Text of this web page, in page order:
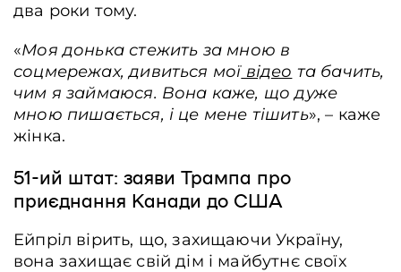
два роки тому.
«Моя донька стежить за мною в
соцмережах, дивиться моївідео та бачить,
чим я займаюся. Вона каже, що дуже
мною пишається, і це мене тішить», – каже
жінка.
51-ий штат: заяви Трампа про
приєднання Канади до США
Ейпріл вірить, що, захищаючи Україну,
вона захищає свій дім і майбутнє своїх